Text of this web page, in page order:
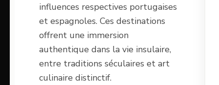
influences respectives portugaises
et espagnoles. Ces destinations
offrent une immersion
authentique dans la vie insulaire,
entre traditions séculaires et art
culinaire distinctif.